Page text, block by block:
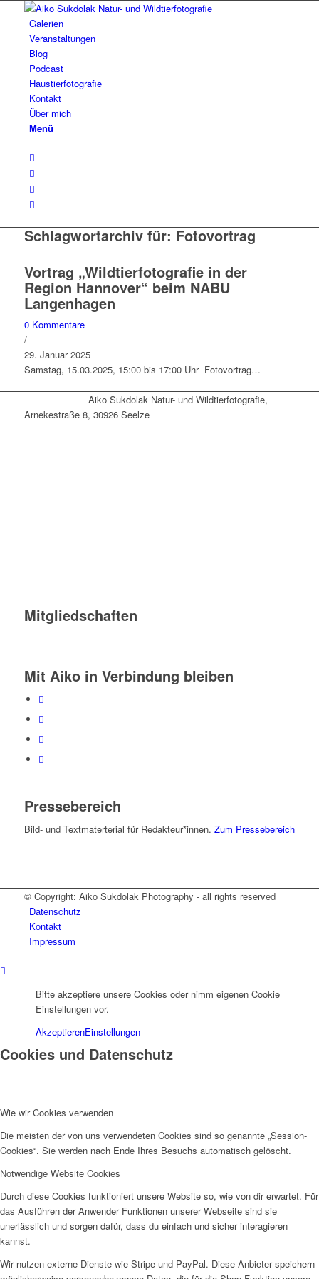
Galerien
Veranstaltungen
Blog
Podcast
Haustierfotografie
Kontakt
Über mich
Menü
Schlagwortarchiv für: Fotovortrag
Vortrag „Wildtierfotografie in der
Region Hannover“ beim NABU
Langenhagen
0 Kommentare
/
29. Januar 2025
Samstag, 15.03.2025, 15:00 bis 17:00 Uhr Fotovortrag…
Aiko Sukdolak Natur- und Wildtierfotografie,
Arnekestraße 8, 30926 Seelze
Mitgliedschaften
Mit Aiko in Verbindung bleiben
Pressebereich
Bild- und Textmaterterial für Redakteur*innen. Zum Pressebereich
© Copyright: Aiko Sukdolak Photography - all rights reserved
Datenschutz
Kontakt
Impressum
Bitte akzeptiere unsere Cookies oder nimm eigenen Cookie
Einstellungen vor.
AkzeptierenEinstellungen
Cookies und Datenschutz
Wie wir Cookies verwenden
Die meisten der von uns verwendeten Cookies sind so genannte „Session-
Cookies“. Sie werden nach Ende Ihres Besuchs automatisch gelöscht.
Notwendige Website Cookies
Durch diese Cookies funktioniert unsere Website so, wie von dir erwartet. Für
das Ausführen der Anwender Funktionen unserer Webseite sind sie
unerlässlich und sorgen dafür, dass du einfach und sicher interagieren
kannst.
Wir nutzen externe Dienste wie Stripe und PayPal. Diese Anbieter speichern